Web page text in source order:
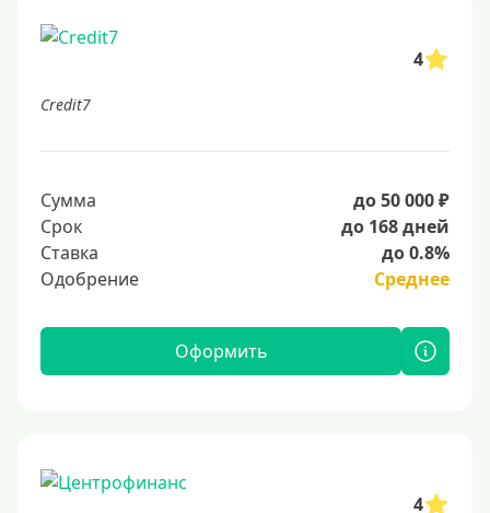
4
Credit7
Сумма
до 50 000 ₽
Срок
до 168 дней
Ставка
до 0.8%
Одобрение
Среднее
Оформить
4